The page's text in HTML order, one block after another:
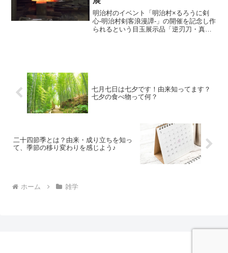
い、その結果をここに記しておきます。
明治村のイベント「明治村×るろうに剣
心-明治村剣客浪漫譚-」の開催を記念し作
られるという目玉展示品「逆刃刀・真
す！
七月七日は七夕です！由来知ってます？
七夕の食べ物って何？
二十四節季とは？由来・成り立ちを知っ
て、季節の移り変わりを感じよう♪
ホーム 雑学